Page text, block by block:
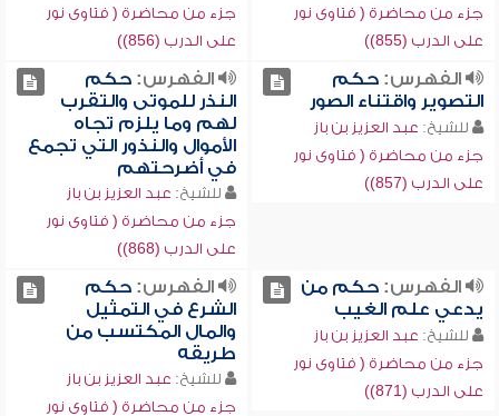
جزء من محاضرة ( فتاوى نور
على الدرب (855))
جزء من محاضرة ( فتاوى نور
على الدرب (856))
الفهرس:حكم
التصوير واقتناء الصور
للشيخ: عبد العزيز بن باز
جزء من محاضرة ( فتاوى نور
على الدرب (857))
الفهرس:حكم
النذر للموتى والتقرب
لهم وما يلزم تجاه
الأموال والنذور التي تجمع
في أضرحتهم
للشيخ: عبد العزيز بن باز
جزء من محاضرة ( فتاوى نور
على الدرب (868))
الفهرس:حكم من
يدعي علم الغيب
للشيخ: عبد العزيز بن باز
جزء من محاضرة ( فتاوى نور
على الدرب (871))
الفهرس:حكم
الشرع في التمثيل
والمال المكتسب من
طريقه
للشيخ: عبد العزيز بن باز
جزء من محاضرة ( فتاوى نور